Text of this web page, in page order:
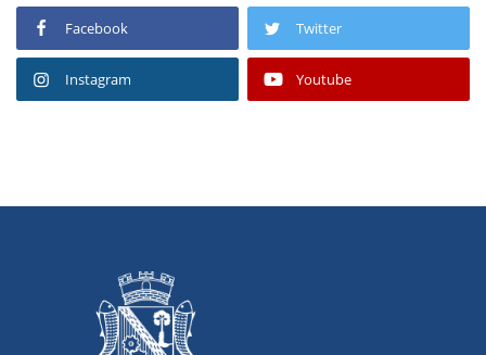
Facebook Twitter
Instagram Youtube